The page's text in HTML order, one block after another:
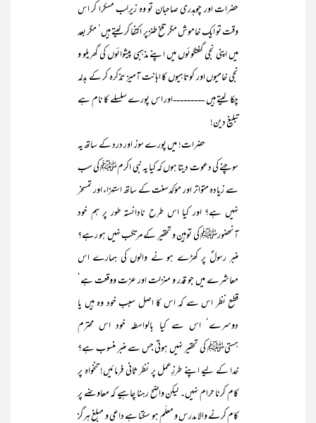
حضرات اور چوہدری صاحبان تو وہ زیرلب مسکرا کر اس
وقت تو ایک خاموش مگر تلخ طنزپر اکتفا کر لیتے ہیں‘ مگر بعد
میں اپنی نجی گفتگوئوں میں اپنے مذہبی پیشوائوں کی گھریلو و
نجی خامیوں اور کوتاہیوں کا اہانت آمیز تذکرہ کر کے بدلہ
چکا لیتے ہیں ---------اور اس پورے سلسلے کا نام ہے
تبلیغ دین!
حضرات! میں پورے سوز اور درد کے ساتھ یہ
سوچنے کی دعوت دیتا ہوں کہ کیا یہ نبی اکرمﷺ کی سب
سے زیادہ متواتر اور مؤکدسنت کے ساتھ استہزاء اور تمسخر
نہیں ہے؟ اور کیا اس طرح نادانستہ طور پر ہم خود
آنحضورﷺ کی توہین و تحقیر کے مرتکب نہیں ہو رہے؟
منبر رسولؐ پر کھڑے ہو نے والوں کی ہمارے اس
معاشرے میں جو قدر و منزلت اور عزت ووقعت ہے‘
قطع نظر اس سے کہ اس کا اصل سبب خود وہ ہیں یا
دوسرے‘ اس سے کیا بالواسطہ خود اس محترم
ہستیﷺ کی تحقیر نہیں ہوتی جس سے منبر منسوب ہے؟
خدا کے لیے اپنے طرزِعمل پر نظر ثانی فرمائیں! تنخواہ پر
کام کرنا حرام نہیں۔ لیکن واضح رہنا چاہیے کہ معاوضے پر
کام کرنے والا مدرس و معلّم ہو سکتا ہے داعی و مبلغ ہرگز